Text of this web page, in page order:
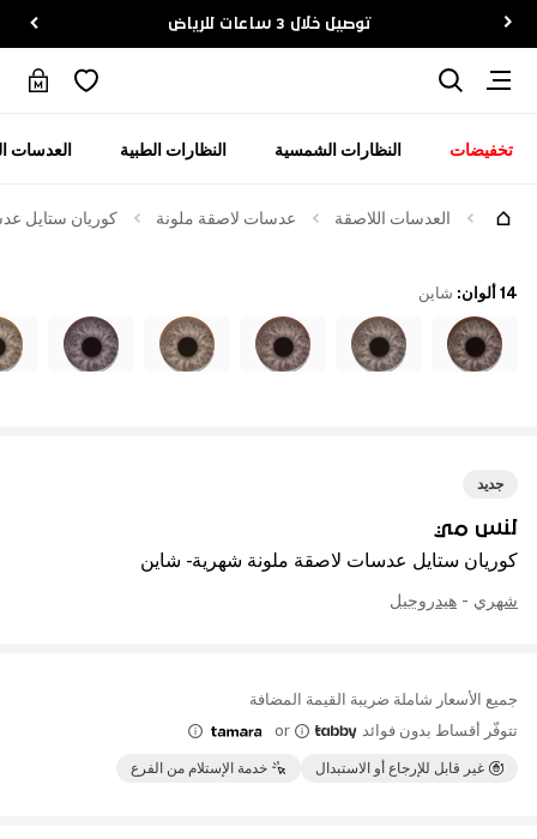
توصيل خلال 3 ساعات للرياض
تخفيضات النظارات الشمسية النظارات الطبية العدسات
العدسات اللاصقة عدسات لاصقة ملونة كوريان ستايل
جديد
لنس مي
كوريان ستايل عدسات لاصقة ملونة شهرية - شاين
شهري - هيدروجيل
جميع الأسعار شاملة ضريبة القيمة المضافة
تتوفّر أقساط بدون فوائد
or
غير قابل للإرجاع أو الاستبدال خدمة الإستلام من الفرع
14 ألوان : شاين